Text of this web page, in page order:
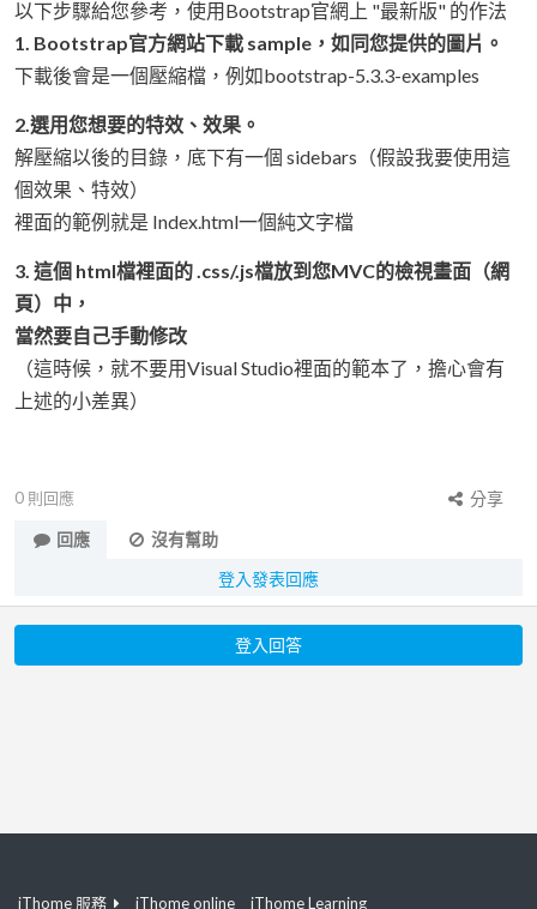
以下步驟給您參考，使用Bootstrap官網上 "最新版" 的作法
1. Bootstrap官方網站下載 sample，如同您提供的圖片。
下載後會是一個壓縮檔，例如bootstrap-5.3.3-examples
2.選用您想要的特效、效果。
解壓縮以後的目錄，底下有一個 sidebars（假設我要使用這
個效果、特效）
裡面的範例就是 Index.html一個純文字檔
3. 這個 html檔裡面的 .css/.js檔放到您MVC的檢視畫面（網
頁）中，
當然要自己手動修改
（這時候，就不要用Visual Studio裡面的範本了，擔心會有
上述的小差異）
0 則回應
分享
回應
沒有幫助
登入發表回應
登入回答
iThome 服務 iThome online iThome Learning